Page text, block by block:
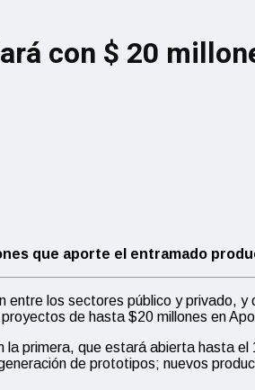
con $ 20
que aporte el entramado
los sectores público y privado,
de hasta $20 millones en
primera, que estará abierta hasta
de prototipos; nuevos